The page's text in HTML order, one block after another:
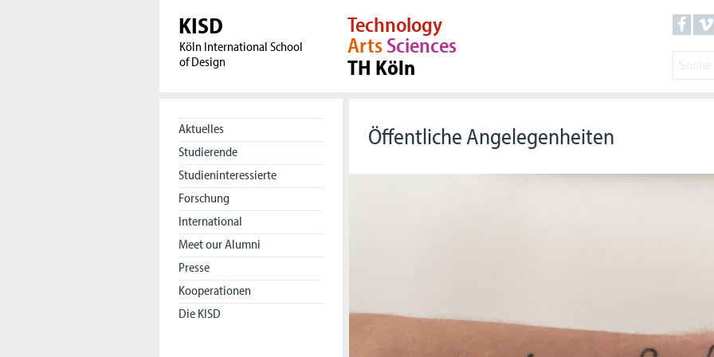
KISD
Köln International School
of Design
Technology
ArtsSciences
TH Köln
Aktuelles
Studierende
Studieninteressierte
Forschung
International
Meet our Alumni
Presse
Kooperationen
Die KISD
Öffentliche Angelegenheiten